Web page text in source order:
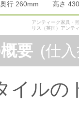
行 260mm 高さ
アンティーク家具・
リス（英国）アンテ
要 (仕
イルの